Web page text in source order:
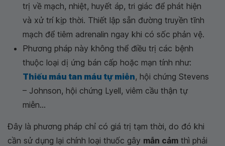
trị về mạch, nhiệt, huyết áp, tri giác để phát hiện
và xử trí kịp thời. Thiết lập sẵn đường truyền tĩnh
mạch để tiêm adrenalin ngay khi có sốc phản vệ.
Phương pháp này không thể điều trị các bệnh
thuộc loại dị ứng bán cấp hoặc mạn tính như:
Thiếu máu tan máu tự miễn, hội chứng Stevens
– Johnson, hội chứng Lyell, viêm cầu thận tự
miễn...
Đây là phương pháp chỉ có giá trị tạm thời, do đó khi
cần sử dụng lại chính loại thuốc gây mẫn cảm thì phải